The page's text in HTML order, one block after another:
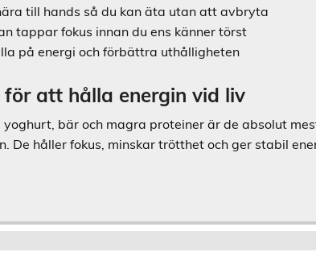
till hands så du kan äta utan att avbryta
tappar fokus innan du ens känner törst
på energi och förbättra uthålligheten
att hålla energin vid liv
yoghurt, bär och magra proteiner är de absolut
De håller fokus, minskar trötthet och ger stabil